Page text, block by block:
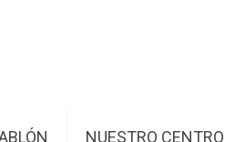
NUESTRO CENTRO